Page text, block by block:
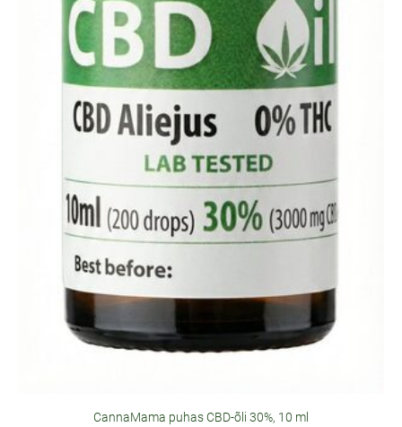
CannaMama puhas CBD-õli 30%, 10 ml